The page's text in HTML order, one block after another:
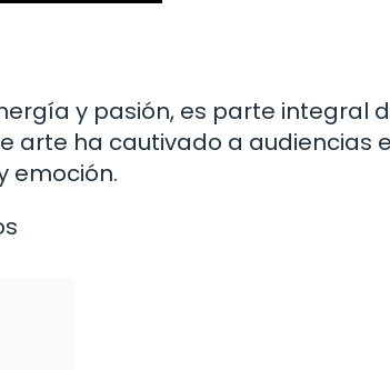
y pasión, es parte integral
arte ha cautivado a audiencias
emoción.